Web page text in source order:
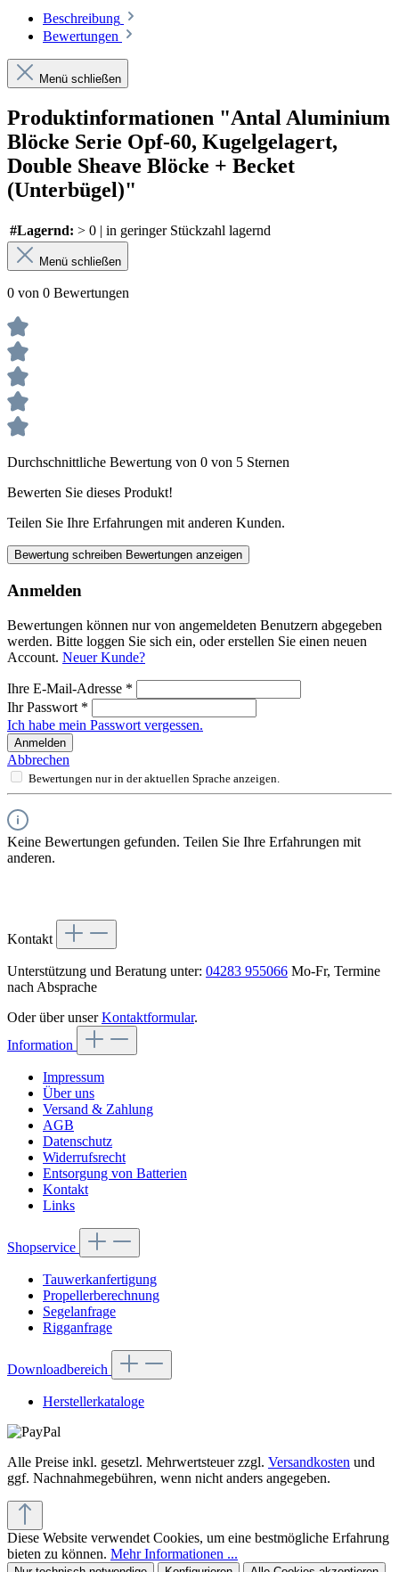
Beschreibung
Bewertungen
Menü schließen
Produktinformationen "Antal Aluminium
Blöcke Serie Opf-60, Kugelgelagert,
Double Sheave Blöcke + Becket
(Unterbügel)"
#Lagernd: > 0 | in geringer Stückzahl lagernd
Menü schließen
0 von 0 Bewertungen
Durchschnittliche Bewertung von 0 von 5 Sternen
Bewerten Sie dieses Produkt!
Teilen Sie Ihre Erfahrungen mit anderen Kunden.
Bewertung schreiben Bewertungen anzeigen
Anmelden
Bewertungen können nur von angemeldeten Benutzern abgegeben
werden. Bitte loggen Sie sich ein, oder erstellen Sie einen neuen
Account. Neuer Kunde?
Ihre E-Mail-Adresse *
Ihr Passwort *
Ich habe mein Passwort vergessen.
Anmelden
Abbrechen
Bewertungen nur in der aktuellen Sprache anzeigen.
Keine Bewertungen gefunden. Teilen Sie Ihre Erfahrungen mit
anderen.
Kontakt
Unterstützung und Beratung unter: 04283 955066 Mo-Fr, Termine
nach Absprache
Oder über unserKontaktformular.
Information
Impressum
Über uns
Versand & Zahlung
AGB
Datenschutz
Widerrufsrecht
Entsorgung von Batterien
Kontakt
Links
Shopservice
Tauwerkanfertigung
Propellerberechnung
Segelanfrage
Rigganfrage
Downloadbereich
Herstellerkataloge
Alle Preise inkl. gesetzl. Mehrwertsteuer zzgl. Versandkosten und
ggf. Nachnahmegebühren, wenn nicht anders angegeben.
Diese Website verwendet Cookies, um eine bestmögliche Erfahrung
bieten zu können. Mehr Informationen ...